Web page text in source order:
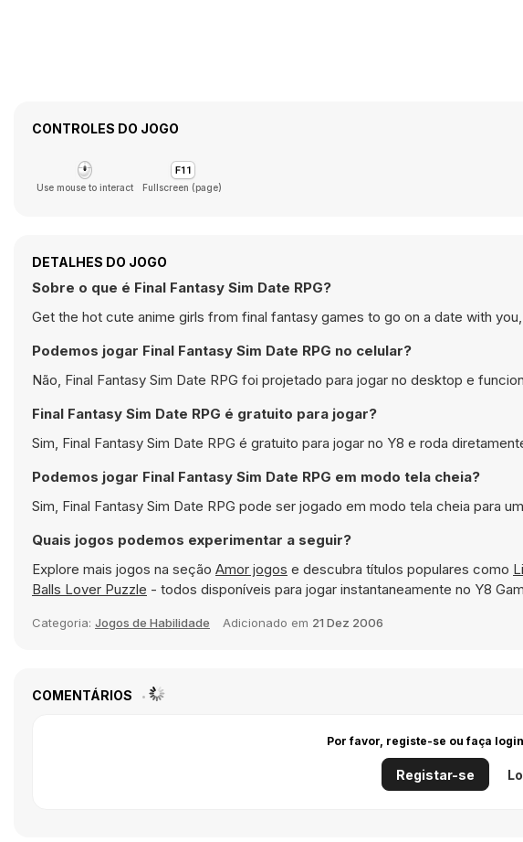
CONTROLES DO JOGO
Use mouse to interact Fullscreen (page)
DETALHES DO JOGO
Sobre o que é Final Fantasy Sim Date RPG?
Get the hot cute anime girls from final fantasy games to go on a date with
Podemos jogar Final Fantasy Sim Date RPG no celular?
Não, Final Fantasy Sim Date RPG foi projetado para jogar no desktop e
Final Fantasy Sim Date RPG é gratuito para jogar?
Sim, Final Fantasy Sim Date RPG é gratuito para jogar no Y8 e roda
Podemos jogar Final Fantasy Sim Date RPG em modo tela cheia?
Sim, Final Fantasy Sim Date RPG pode ser jogado em modo tela cheia para
Quais jogos podemos experimentar a seguir?
Explore mais jogos na seção Amor jogos e descubra títulos populares como
Balls Lover Puzzle - todos disponíveis para jogar instantaneamente no Y8
Categoria: Jogos de Habilidade Adicionado em 21 Dez 2006
COMENTÁRIOS
Por favor, registe-se ou faça
Registar-se